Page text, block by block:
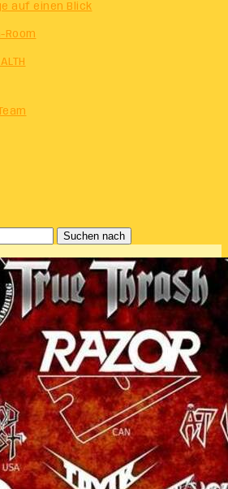
auf einen Blick
Room
Suchen nach